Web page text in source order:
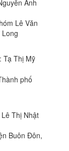
Ánh
Lê Văn
Tạ Thị Mỹ
phố
Thị Nhật
Buôn Đôn,